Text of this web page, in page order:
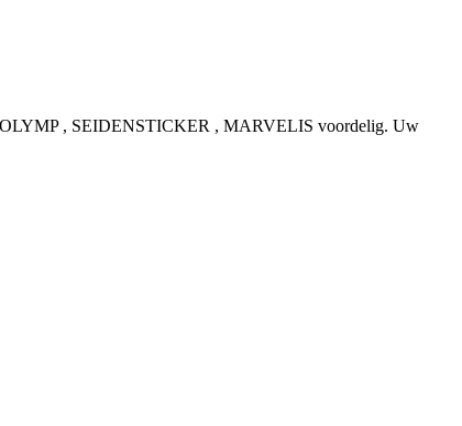
OLYMP , SEIDENSTICKER , MARVELIS voordelig. Uw